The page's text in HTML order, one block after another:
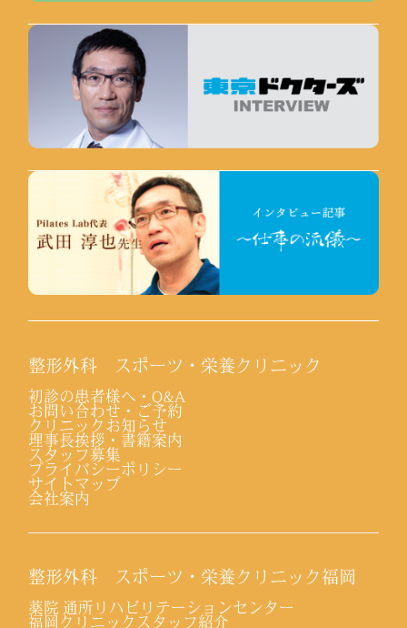
整形外科 スポーツ・栄養クリニック
初診の患者様へ・Q&A
お問い合わせ・ご予約
クリニックお知らせ
理事長挨拶・書籍案内
スタッフ募集
プライバシーポリシー
サイトマップ
会社案内
整形外科 スポーツ・栄養クリニック福岡
薬院 通所リハビリテーションセンター
福岡クリニックスタッフ紹介